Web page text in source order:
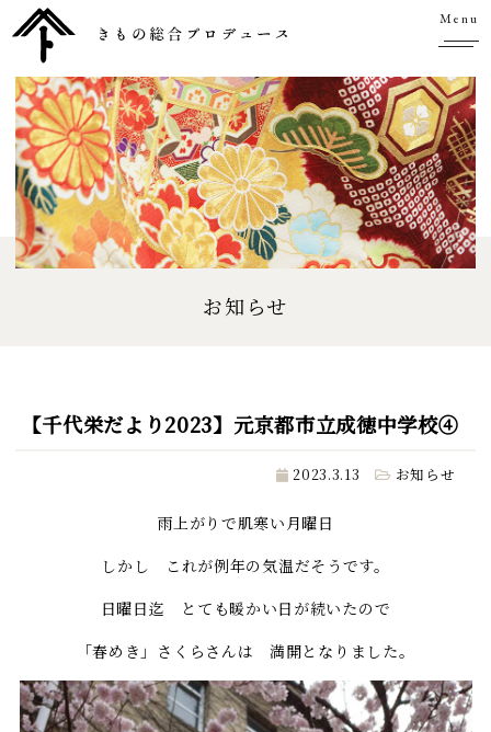
Menu
お知らせ
【千代栄だより2023】元京都市立成徳中学校④
2023.3.13 お知らせ
雨上がりで肌寒い月曜日
しかし これが例年の気温だそうです。
日曜日迄 とても暖かい日が続いたので
「春めき」さくらさんは 満開となりました。